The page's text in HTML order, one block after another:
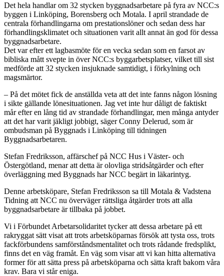
Det hela handlar om 32 stycken byggnadsarbetare på fyra av NCC:s
byggen i Linköping, Borensberg och Motala. I april strandade de
centrala förhandlingarna om prestationslöner och sedan dess har
förhandlingsklimatet och situationen varit allt annat än god för dessa
byggnadsarbetare.
Det var efter ett lagbasmöte för en vecka sedan som en farsot av
bibliska mått svepte in över NCC:s byggarbetsplatser, vilket till sist
medförde att 32 stycken insjuknade samtidigt, i förkylning och
magsmärtor.
– På det mötet fick de anställda veta att det inte fanns någon lösning
i sikte gällande lönesituationen. Jag vet inte hur dåligt de faktiskt
mår efter en lång tid av strandade förhandlingar, men många antyder
att det har varit jäkligt jobbigt, säger Conny Delerud, som är
ombudsman på Byggnads i Linköping till tidningen
Byggnadsarbetaren.
Stefan Fredriksson, affärschef på NCC Hus i Väster- och
Östergötland, menar att detta är olovliga stridsåtgärder och efter
överläggning med Byggnads har NCC begärt in läkarintyg.
Denne arbetsköpare, Stefan Fredriksson sa till Motala & Vadstena
Tidning att NCC nu överväger rättsliga åtgärder trots att alla
byggnadsarbetare är tillbaka på jobbet.
Vi i Förbundet Arbetarsolidaritet tycker att dessa arbetare på ett
rakryggat sätt visat att trots arbetsköparnas försök att tysta oss, trots
fackförbundens samförståndsmentalitet och trots rådande fredsplikt,
finns det en väg framåt. En väg som visar att vi kan hitta alternativa
former för att sätta press på arbetsköparna och sätta kraft bakom våra
krav. Bara vi står eniga.